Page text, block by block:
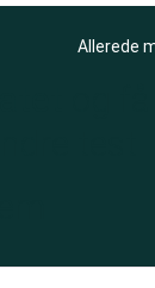
Allerede